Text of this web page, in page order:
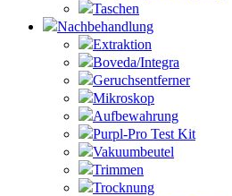
Taschen
Nachbehandlung
Extraktion
Boveda/Integra
Geruchsentferner
Mikroskop
Aufbewahrung
Purpl-Pro Test Kit
Vakuumbeutel
Trimmen
Trocknung